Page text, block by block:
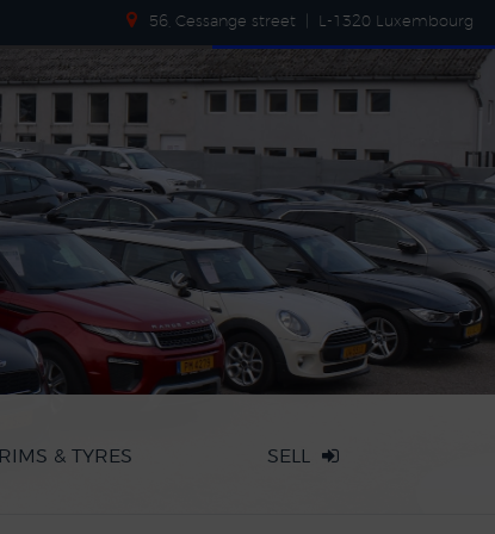
56, Cessange street L-1320 Luxembourg
RIMS & TYRES SELL